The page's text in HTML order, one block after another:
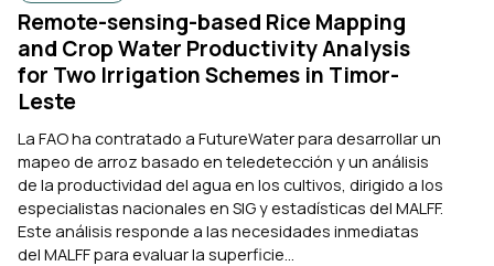
Remote-sensing-based Rice Mapping
and Crop Water Productivity Analysis
for Two Irrigation Schemes in Timor-
Leste
La FAO ha contratado a FutureWater para desarrollar un
mapeo de arroz basado en teledetección y un análisis
de la productividad del agua en los cultivos, dirigido a los
especialistas nacionales en SIG y estadísticas del MALFF.
Este análisis responde a las necesidades inmediatas
del MALFF para evaluar la superficie...